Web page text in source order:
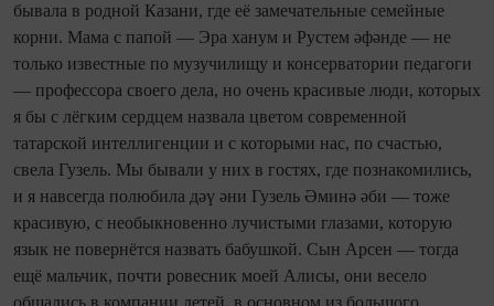
бывала в родной Казани, где её замечательные семейные
корни. Мама с папой — Эра ханум и Рустем әфәнде — не
только известные по музучилищу и консерватории педагоги
— профессора своего дела, но очень красивые люди, которых
я бы с лёгким сердцем назвала цветом современной
татарской интеллигенции и с которыми нас, по счастью,
свела Гузель. Мы бывали у них в гостях, где познакомились,
и я навсегда полюбила дәү әни Гузель Әминә әби — тоже
красивую, с необыкновенно лучистыми глазами, которую
язык не повернётся назвать бабушкой. Сын Арсен — тогда
ещё мальчик, почти ровесник моей Алисы, они весело